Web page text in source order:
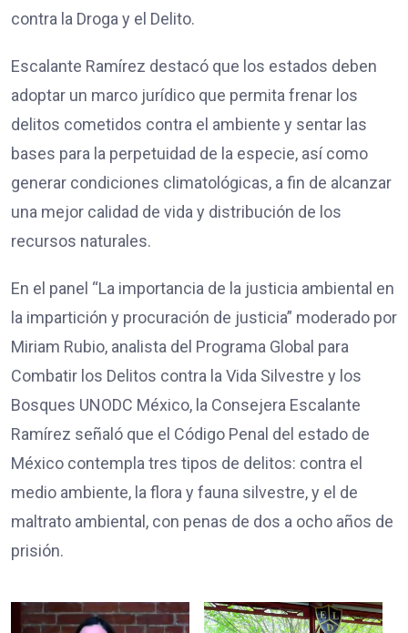
contra la Droga y el Delito.
Escalante Ramírez destacó que los estados deben
adoptar un marco jurídico que permita frenar los
delitos cometidos contra el ambiente y sentar las
bases para la perpetuidad de la especie, así como
generar condiciones climatológicas, a fin de alcanzar
una mejor calidad de vida y distribución de los
recursos naturales.
En el panel “La importancia de la justicia ambiental en
la impartición y procuración de justicia” moderado por
Miriam Rubio, analista del Programa Global para
Combatir los Delitos contra la Vida Silvestre y los
Bosques UNODC México, la Consejera Escalante
Ramírez señaló que el Código Penal del estado de
México contempla tres tipos de delitos: contra el
medio ambiente, la flora y fauna silvestre, y el de
maltrato ambiental, con penas de dos a ocho años de
prisión.